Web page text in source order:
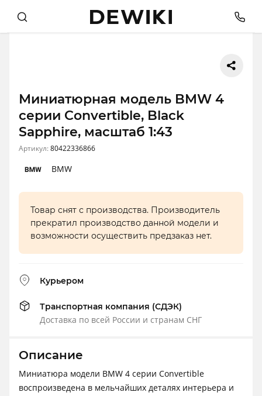
Миниатюрная модель BMW 4
серии Convertible, Black
Sapphire, масштаб 1:43
Артикул:80422336866
BMW
Товар снят с производства. Производитель
прекратил производство данной модели и
возможности осуществить предзаказ нет.
Курьером
Транспортная компания (СДЭК)
Доставка по всей России и странам СНГ
Описание
Миниатюра модели BMW 4 серии Convertible
воспроизведена в мельчайших деталях интерьера и